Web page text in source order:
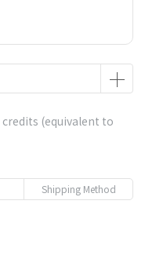
credits (equivalent to
Shipping Method